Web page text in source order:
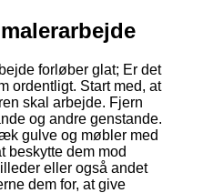
forløber glat; Er det
ordentligt. Start med, at
skal arbejde. Fjern
og andre genstande.
gulve og møbler med
beskytte dem mod
eller også andet
dem for, at give